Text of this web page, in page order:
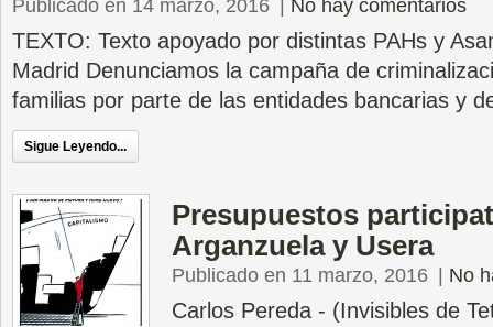
Publicado en 14 marzo, 2016 No hay comentarios
TEXTO: Texto apoyado por distintas PAHs y
Madrid Denunciamos la campaña de
familias por parte de las entidades bancarias y
Sigue Leyendo...
Presupuestos
Arganzuela y Usera
Publicado en 11 marzo, 2016 No
Carlos Pereda - (Invisibles de